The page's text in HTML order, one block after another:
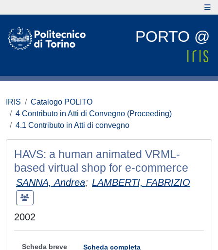
PORTO @
IRIS
Catalogo POLITO
4 Contributo in Atti di Convegno (Proceeding)
4.1 Contributo in Atti di convegno
HAVS: a human animated VRML-
based virtual shop for e-commerce
SANNA, Andrea; LAMBERTI, FABRIZIO
2002
Scheda breve Scheda completa